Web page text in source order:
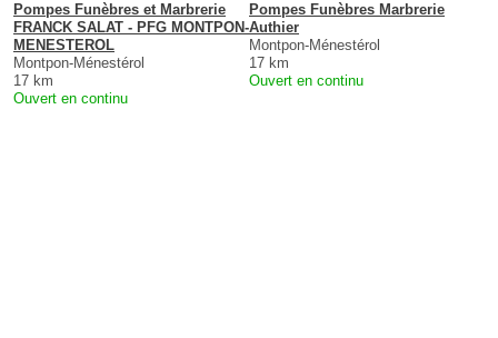
Pompes Funèbres et Marbrerie
FRANCK SALAT - PFG MONTPON-
MENESTEROL
Montpon-Ménestérol
17 km
Ouvert en continu
Pompes Funèbres Marbrerie
Authier
Montpon-Ménestérol
17 km
Ouvert en continu